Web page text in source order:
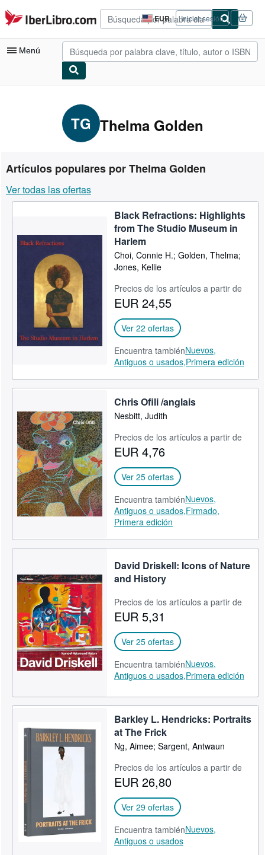
Pasar al contenido principal
IberLibro.com EUR
Preferencias
de
compra
del
Iniciar sesión
Menú
Consultar mis pedidos
Búsqueda avanzada
Libros antiguos
Arte y coleccionismo
Comenzar a vender
TG Thelma Golden
Artículos populares por Thelma Golden
Ver todas las ofertas
Black Refractions: Highlights
from The Studio Museum in
Harlem
Choi, Connie H.; Golden, Thelma;
Jones, Kellie
Precios de los artículos a partir de
EUR 24,55
Ver 22 ofertas
Encuentra tambiénNuevos,
Antiguos o usados,Primera edición
Chris Ofili /anglais
Nesbitt, Judith
Precios de los artículos a partir de
EUR 4,76
Ver 25 ofertas
Encuentra tambiénNuevos,
Antiguos o usados,Firmado,
Primera edición
David Driskell: Icons of Nature
and History
Precios de los artículos a partir de
EUR 5,31
Ver 25 ofertas
Encuentra tambiénNuevos,
Antiguos o usados,Primera edición
Barkley L. Hendricks: Portraits
at The Frick
Ng, Aimee; Sargent, Antwaun
Precios de los artículos a partir de
EUR 26,80
Ver 29 ofertas
Encuentra tambiénNuevos,
Antiguos o usados